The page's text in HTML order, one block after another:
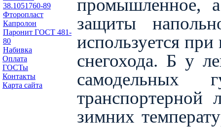
38.1051760-89
Фторопласт
Капролон
Паронит ГОСТ 481-
80
Набивка
Оплата
ГОСТы
Контакты
Карта сайта
промышленное,
защиты
используется
снегохода. Б у
самодельных
зимних